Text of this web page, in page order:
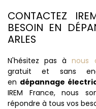
CONTACTEZ
BESOIN EN
ARLES
N'hésitez pas ànous
gratuit et sans
en dépannage
IREM France, nous
répondre à tous vos